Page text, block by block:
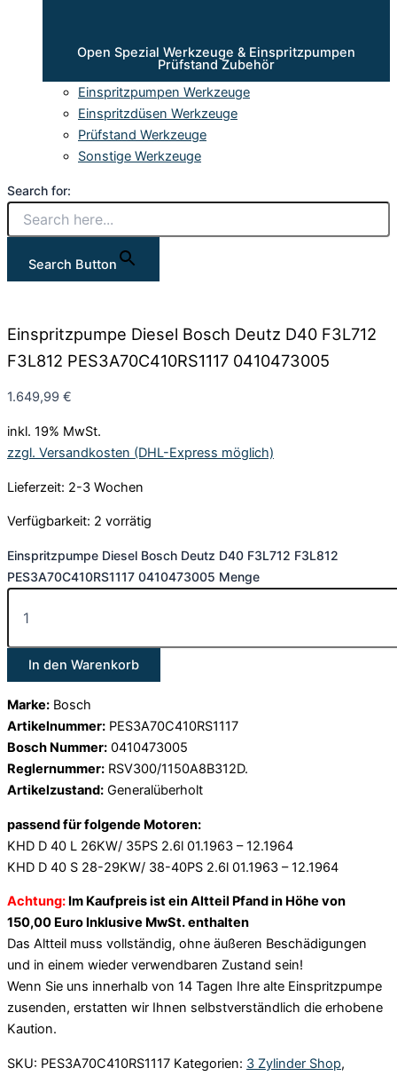
Open Spezial Werkzeuge & Einspritzpumpen
Prüfstand Zubehör
Einspritzpumpen Werkzeuge
Einspritzdüsen Werkzeuge
Prüfstand Werkzeuge
Sonstige Werkzeuge
Search for:
Search Button
Einspritzpumpe Diesel Bosch Deutz D40 F3L712
F3L812 PES3A70C410RS1117 0410473005
1.649,99 €
inkl. 19% MwSt.
zzgl. Versandkosten (DHL-Express möglich)
Lieferzeit: 2-3 Wochen
Verfügbarkeit: 2 vorrätig
Einspritzpumpe Diesel Bosch Deutz D40 F3L712 F3L812
PES3A70C410RS1117 0410473005 Menge
In den Warenkorb
Marke: Bosch
Artikelnummer: PES3A70C410RS1117
Bosch Nummer: 0410473005
Reglernummer: RSV300/1150A8B312D.
Artikelzustand: Generalüberholt
passend für folgende Motoren:
KHD D 40 L 26KW/ 35PS 2.6l 01.1963 – 12.1964
KHD D 40 S 28-29KW/ 38-40PS 2.6l 01.1963 – 12.1964
Achtung: Im Kaufpreis ist ein Altteil Pfand in Höhe von
150,00 Euro Inklusive MwSt. enthalten
Das Altteil muss vollständig, ohne äußeren Beschädigungen
und in einem wieder verwendbaren Zustand sein!
Wenn Sie uns innerhalb von 14 Tagen Ihre alte Einspritzpumpe
zusenden, erstatten wir Ihnen selbstverständlich die erhobene
Kaution.
SKU: PES3A70C410RS1117 Kategorien: 3 Zylinder Shop,